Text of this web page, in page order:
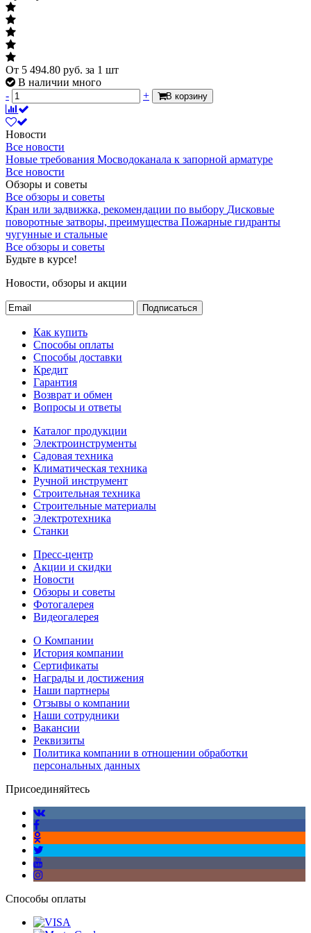
Характеризует внутренний диаметр
трубы или фитинга выраженный в
миллиметрах - условно.
Толщина стенки меньшего диаметра,
мм
Строительная длина, мм
От 5 494.80 руб. за 1 шт
В наличии много
-
+ В корзину
Новости
Все новости
Новые требования Мосводоканала к запорной арматуре
Все новости
Обзоры и советы
Все обзоры и советы
Кран или задвижка, рекомендации по выбору Дисковые
поворотные затворы, преимущества Пожарные гидранты
чугунные и стальные
Все обзоры и советы
Будьте в курсе!
Новости, обзоры и акции
Подписаться
Как купить
Способы оплаты
Способы доставки
Кредит
Гарантия
Возврат и обмен
Вопросы и ответы
Каталог продукции
Электроинструменты
Садовая техника
Климатическая техника
Ручной инструмент
Строительная техника
Строительные материалы
Электротехника
Станки
Пресс-центр
Акции и скидки
Новости
Обзоры и советы
Фотогалерея
Видеогалерея
О Компании
История компании
Сертификаты
Награды и достижения
Наши партнеры
Отзывы о компании
Наши сотрудники
Вакансии
Реквизиты
Политика компании в отношении обработки
персональных данных
Присоединяйтесь
Способы оплаты